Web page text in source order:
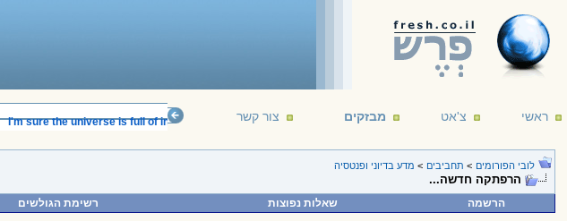
ראשי צ'אט מבזקים צור קשר
I'm sure the universe is full of intelligent life. It's just been too intelligent to come here. --- Arthur C. Clarke16/12/
לובי הפורומים > תחביבים > מדע בדיוני ופנטסיה
הרפתקה חדשה...
הרשמה שאלות נפוצות רשימת הגולשים